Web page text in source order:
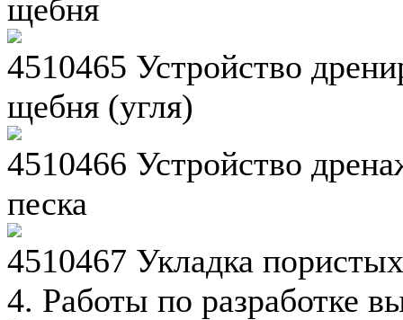
щебня
4510465 Устройство
щебня (угля)
4510466 Устройство
песка
4510467 Укладка
4. Работы по разработке